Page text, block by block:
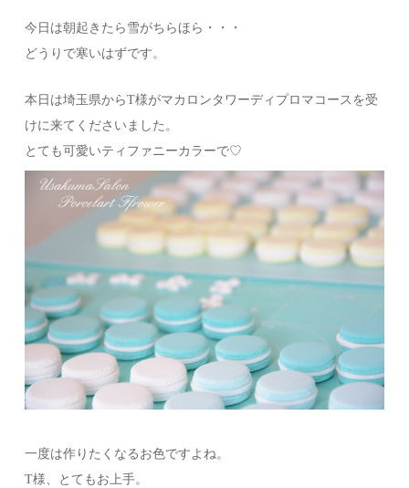
今日は朝起きたら雪がちらほら・・・
どうりで寒いはずです。
本日は埼玉県からT様がマカロンタワーディプロマコースを受
けに来てくださいました。
とても可愛いティファニーカラーで♡
一度は作りたくなるお色ですよね。
T様、とてもお上手。